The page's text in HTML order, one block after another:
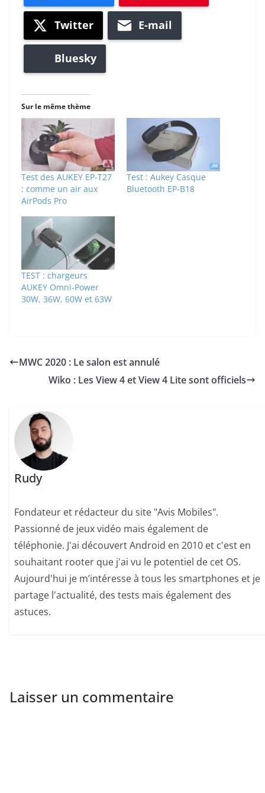
Twitter E-mail
Bluesky
Sur le même thème
Test des AUKEY EP-T27
: comme un air aux
AirPods Pro
Test : Aukey Casque
Bluetooth EP-B18
TEST : chargeurs
AUKEY Omni-Power
30W, 36W, 60W et 63W
MWC 2020 : Le salon est annulé
Wiko : Les View 4 et View 4 Lite sont officiels
Rudy
Fondateur et rédacteur du site "Avis Mobiles".
Passionné de jeux vidéo mais également de
téléphonie. J'ai découvert Android en 2010 et c'est en
souhaitant rooter que j'ai vu le potentiel de cet OS.
Aujourd'hui je m’intéresse à tous les smartphones et je
partage l'actualité, des tests mais également des
astuces.
Laisser un commentaire